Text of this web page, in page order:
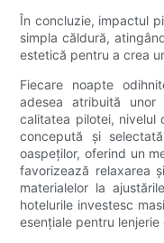
În concluzie, impactul
simpla căldură,
estetică pentru a crea
Fiecare noapte
adesea atribuită
calitatea pilotei, nivelul
concepută și
oaspeților, oferind un
favorizează relaxarea
materialelor la
hotelurile investesc
esențiale pentru lenjerie